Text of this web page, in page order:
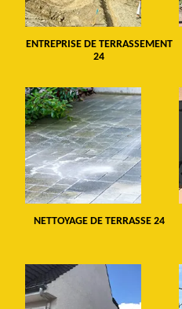
ENTREPRISE DE TERRASSEMENT
24
NETTOYAGE DE TERRASSE 24